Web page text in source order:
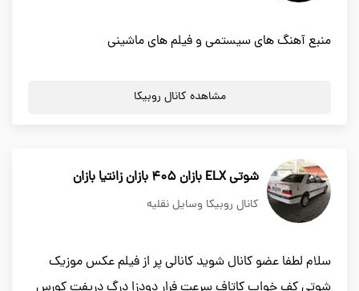
منبع آهنگ های سیستمی و فیلم های ماشینی
مشاهده کانال روبیکا
شوتی ELX بازان 405 بازان زانتیا بازان
کانال روبیکا وسایل نقلیه
سلام لطفا عضو کانال شوید کانالی پر از فیلم عکس موزیک